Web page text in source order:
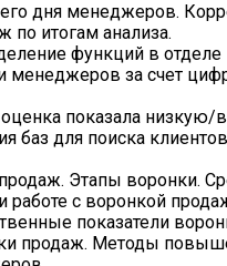
дня менеджеров.
по итогам анализа.
функций в
менеджеров за счет
показала низкую/
баз для поиска
Этапы воронки.
работе с воронкой
показатели
продаж. Методы